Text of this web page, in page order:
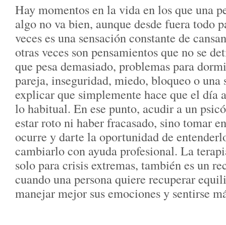
Hay momentos en la vida en los que una
algo no va bien, aunque desde fuera todo
veces es una sensación constante de
otras veces son pensamientos que no se
que pesa demasiado, problemas para
pareja, inseguridad, miedo, bloqueo o
explicar que simplemente hace que el día
lo habitual. En ese punto, acudir a un
estar roto ni haber fracasado, sino tomar
ocurre y darte la oportunidad de
cambiarlo con ayuda profesional. La
solo para crisis extremas, también es un
cuando una persona quiere recuperar
manejar mejor sus emociones y sentirse